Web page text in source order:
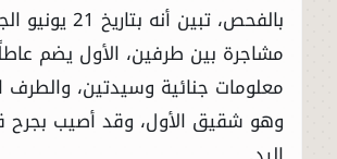
بالفحص، تبين أنه
مشاجرة بين طرفين، الأول يضم
معلومات جنائية وسيدتين، والطرف
وهو شقيق الأول، وقد أصيب